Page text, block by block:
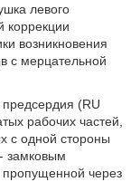
левого
коррекции
возникновения
с мерцательной
(RU
рабочих частей,
с одной стороны
замковым
через